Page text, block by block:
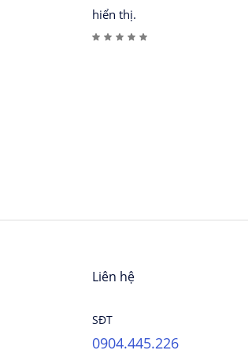
phê thơm ngon hay các
bạn.
hiển thị.
Liên hệ
SĐT
0904.445.226